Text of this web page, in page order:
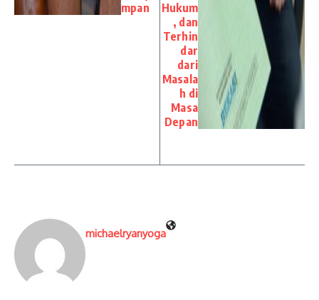
mpan
Hukum
, dan
Terhin
dar
dari
Masala
h di
Masa
Depan
michaelryanyoga